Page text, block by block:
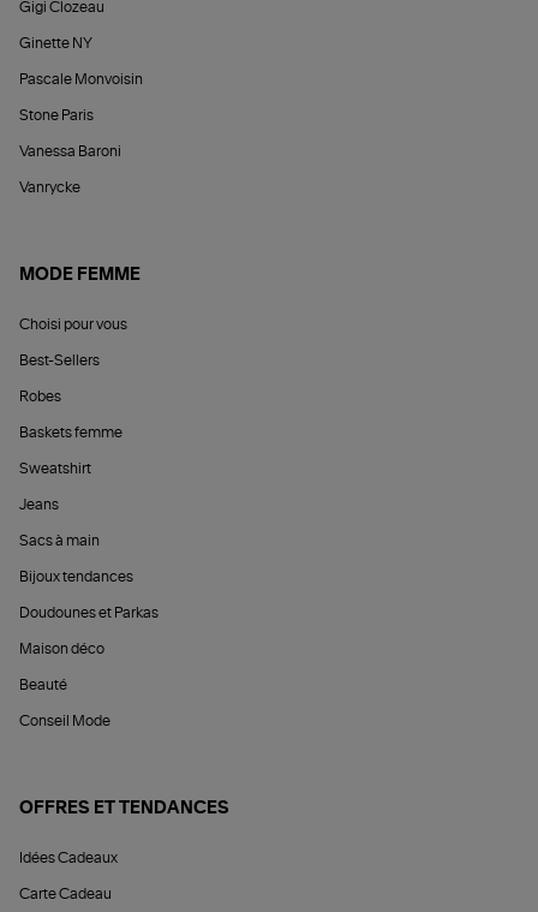
Gigi Clozeau
Ginette NY
Pascale Monvoisin
Stone Paris
Vanessa Baroni
Vanrycke
MODE FEMME
Choisi pour vous
Best-Sellers
Robes
Baskets femme
Sweatshirt
Jeans
Sacs à main
Bijoux tendances
Doudounes et Parkas
Maison déco
Beauté
Conseil Mode
OFFRES ET TENDANCES
Idées Cadeaux
Carte Cadeau